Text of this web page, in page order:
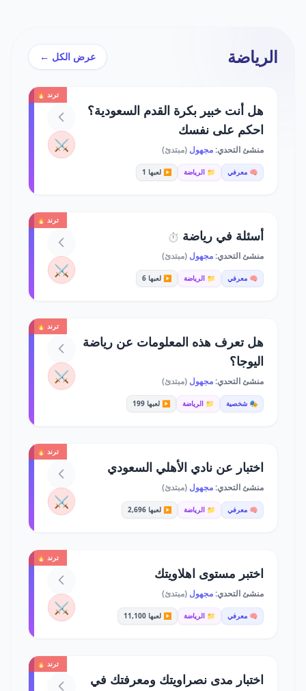
الرياضة عرض الكل ←
ترند 🔥
هل أنت خبير بكرة القدم السعودية؟
احكم على نفسك
منشئ التحدي:مجهول (مبتدئ)
🧠 معرفي 📁 الرياضة ▶️ لعبها 1
⚔️
ترند 🔥
أسئلة في رياضة ⏱️
منشئ التحدي:مجهول (مبتدئ)
🧠 معرفي 📁 الرياضة ▶️ لعبها 6 ⚔️
ترند 🔥
هل تعرف هذه المعلومات عن رياضة
اليوجا؟
منشئ التحدي:مجهول (مبتدئ)
🎭 شخصية 📁 الرياضة ▶️ لعبها 199
⚔️
ترند 🔥
اختبار عن نادي الأهلي السعودي
منشئ التحدي:مجهول (مبتدئ)
🧠 معرفي 📁 الرياضة ▶️ لعبها 2,696 ⚔️
ترند 🔥
اختبر مستوى اهلاويتك
منشئ التحدي:مجهول (مبتدئ)
🧠 معرفي 📁 الرياضة ▶️ لعبها 11,100 ⚔️
ترند 🔥
اختبار مدى نصراويتك ومعرفتك في